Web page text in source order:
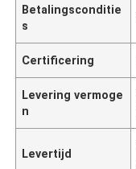
Betalingsconditie
s
Certificering
Levering vermoge
n
Levertijd